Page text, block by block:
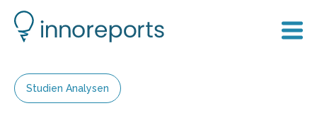
Studien Analysen